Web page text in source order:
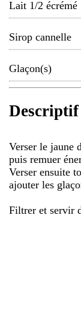
Lait 1/2 écrémé
Sirop cannelle
Glaçon(s)
Descriptif
Verser le jaune
puis remuer
Verser ensuite
ajouter les
Filtrer et servir